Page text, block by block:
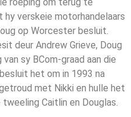
verskeie motorhandelaars
op Worcester besluit.
deur Andrew Grieve, Doug
sy BCom-graad aan die
het om in 1993 na
met Nikki en hulle het
Caitlin en Douglas.